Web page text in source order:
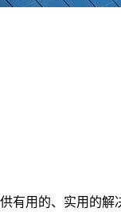
有用的、实用的解